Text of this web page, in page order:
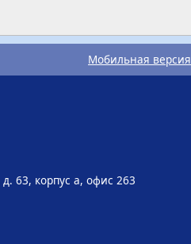
Мобильная версия
63, корпус а, офис 263